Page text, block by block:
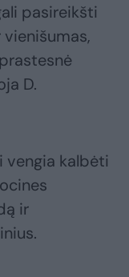
pasireikšti
D.
vengia kalbėti
ir